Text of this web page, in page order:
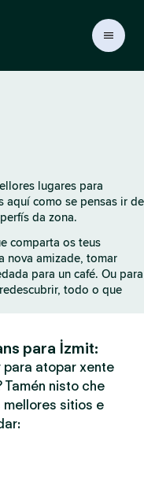
lugares para
aquí como se pensas ir de
da zona.
comparta os teus
nova amizade, tomar
para un café. Ou para
todo o que
para İzmit:
para atopar xente
nisto che
mellores sitios e